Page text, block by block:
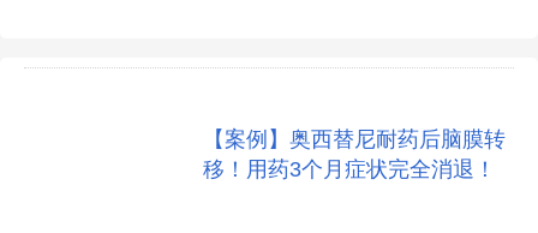
【案例】奥西替尼耐药后脑膜转
移！用药3个月症状完全消退！